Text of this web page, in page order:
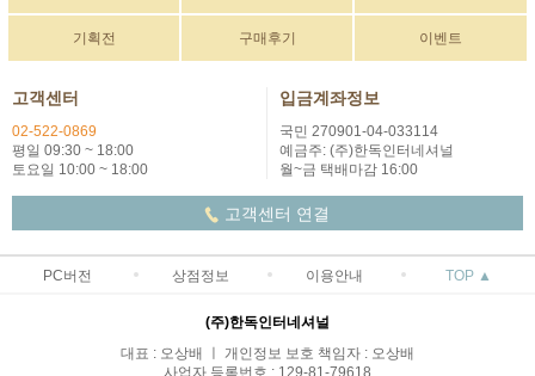
기획전 구매후기 이벤트
고객센터
02-522-0869
평일 09:30 ~ 18:00
토요일 10:00 ~ 18:00
입금계좌정보
국민 270901-04-033114
예금주: (주)한독인터네셔널
월~금 택배마감 16:00
고객센터 연결
PC버전 상점정보 이용안내 TOP ▲
(주)한독인터네셔널
대표 : 오상배 ㅣ 개인정보 보호 책임자 : 오상배
사업자 등록번호 : 129-81-79618